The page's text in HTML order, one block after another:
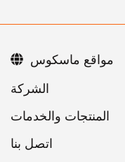
اتصل بنا
مواقع ماسكوس